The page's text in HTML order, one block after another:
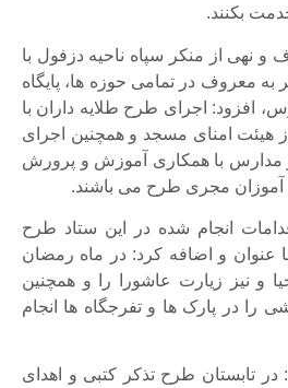
بکنند.
نهی از منکر سپاه ناحیه دزفول با
به معروف در تمامی حوزه ها، پایگاه
مدارس، افزود: اجرای طرح طلایه داران با
هیئت امنای مسجد و همچنین اجرای
مدارس با همکاری آموزش و پرورش
مجری طرح می باشند.
انجام شده در این ستاد طرح
عنوان و اضافه کرد: در ماه رمضان
و نیز زیارت عاشورا را و همچنین
را در پارک ها و تفرجگاه ها انجام
تابستان طرح تذکر کتبی و اهدای